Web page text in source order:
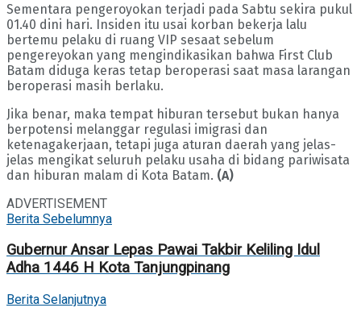
Sementara pengeroyokan terjadi pada Sabtu sekira pukul
01.40 dini hari. Insiden itu usai korban bekerja lalu
bertemu pelaku di ruang VIP sesaat sebelum
pengereyokan yang mengindikasikan bahwa First Club
Batam diduga keras tetap beroperasi saat masa larangan
beroperasi masih berlaku.
Jika benar, maka tempat hiburan tersebut bukan hanya
berpotensi melanggar regulasi imigrasi dan
ketenagakerjaan, tetapi juga aturan daerah yang jelas-
jelas mengikat seluruh pelaku usaha di bidang pariwisata
dan hiburan malam di Kota Batam. (A)
ADVERTISEMENT
Berita Sebelumnya
Gubernur Ansar Lepas Pawai Takbir Keliling Idul
Adha 1446 H Kota Tanjungpinang
Berita Selanjutnya